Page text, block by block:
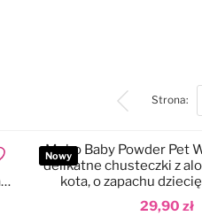
Strona:top
do ulubionych
Nowy
29,90 zł
Mubo Baby Powder Pet
delikatne chusteczki z
kota, o zapachu
15x30cm